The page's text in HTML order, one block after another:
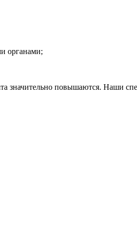
органами;
значительно повышаются. Наши